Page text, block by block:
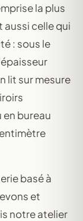
la plus
celle qui
: sous le
lit sur mesure
bureau
basé à
et
notre atelier